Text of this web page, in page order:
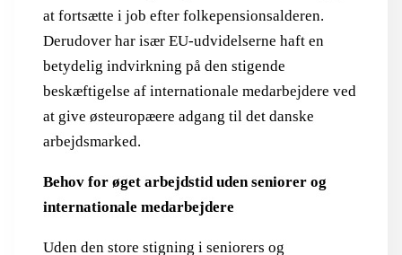
at fortsætte i job efter folkepensionsalderen.
Derudover har især EU-udvidelserne haft en
betydelig indvirkning på den stigende
beskæftigelse af internationale medarbejdere ved
at give østeuropæere adgang til det danske
arbejdsmarked.
Behov for øget arbejdstid uden seniorer og
internationale medarbejdere
Uden den store stigning i seniorers og